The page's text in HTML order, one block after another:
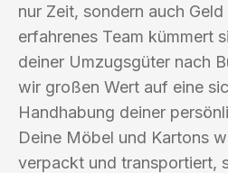
nur Zeit, sondern auch
erfahrenes Team kümmert
deiner Umzugsgüter nach
wir großen Wert auf eine
Handhabung deiner
Deine Möbel und Kartons
verpackt und transportiert,